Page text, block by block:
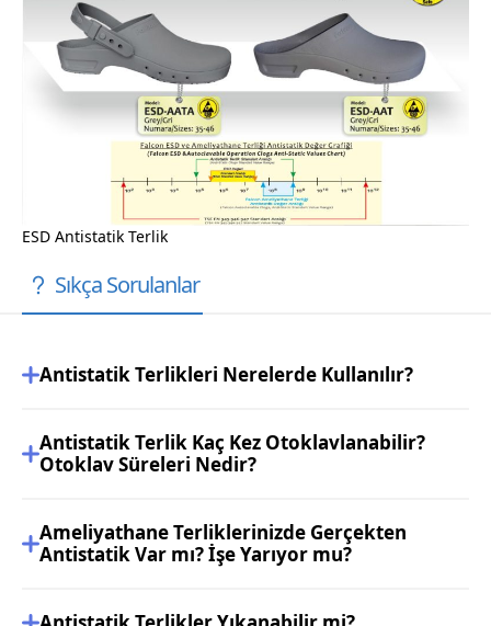
ESD Antistatik Terlik
Sıkça Sorulanlar
Antistatik Terlikleri Nerelerde Kullanılır?
Antistatik Terlik Kaç Kez Otoklavlanabilir?
Otoklav Süreleri Nedir?
Ameliyathane Terliklerinizde Gerçekten
Antistatik Var mı? İşe Yarıyor mu?